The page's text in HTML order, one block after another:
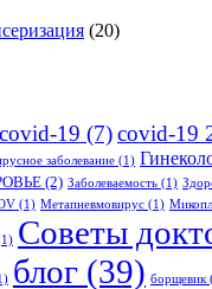
(20)
covid-19 (7)covid-19
заболевание (1)
(2) Заболеваемость (1)
(1) Метапневмовирус (1)
Советы
блог (39) борщевик